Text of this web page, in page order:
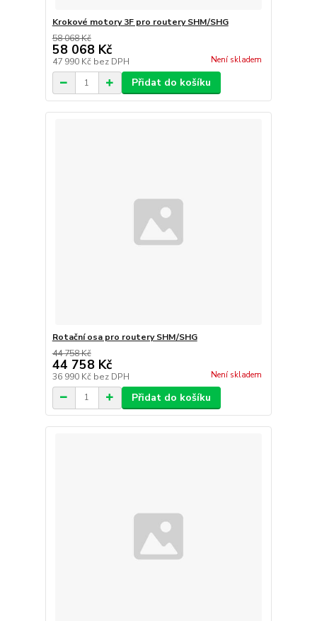
Krokové motory 3F pro routery SHM/SHG
58 068 Kč
58 068 Kč
47 990 Kč bez DPH Není skladem
Přidat do košíku
Rotační osa pro routery SHM/SHG
44 758 Kč
44 758 Kč
36 990 Kč bez DPH Není skladem
Přidat do košíku